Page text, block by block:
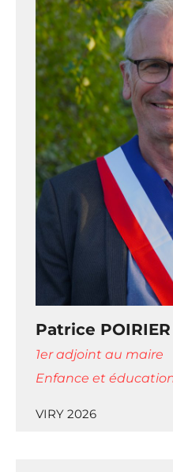
Patrice POIRIER
1er adjoint au maire
Enfance et
VIRY 2026